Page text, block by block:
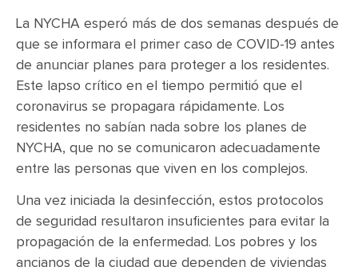
La NYCHA esperó más de dos semanas después de
que se informara el primer caso de COVID-19 antes
de anunciar planes para proteger a los residentes.
Este lapso crítico en el tiempo permitió que el
coronavirus se propagara rápidamente. Los
residentes no sabían nada sobre los planes de
NYCHA, que no se comunicaron adecuadamente
entre las personas que viven en los complejos.
Una vez iniciada la desinfección, estos protocolos
de seguridad resultaron insuficientes para evitar la
propagación de la enfermedad. Los pobres y los
ancianos de la ciudad que dependen de viviendas